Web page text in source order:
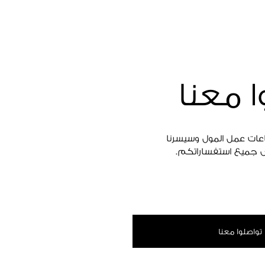
معنا
عمل المول وسيسرنا
جميع استفساراتكم.
تواصلوا معنا